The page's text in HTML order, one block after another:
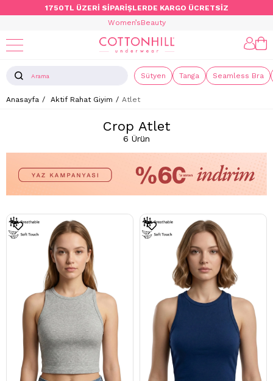
1750TL ÜZERİ SİPARİŞLERDE KARGO ÜCRETSİZ
Women’sBeauty
Sütyen Tanga Seamless Bra
Anasayfa Aktif Rahat Giyim Atlet
Crop Atlet
6 Ürün